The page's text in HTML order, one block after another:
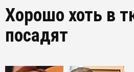
Хорошо хоть в
посадят